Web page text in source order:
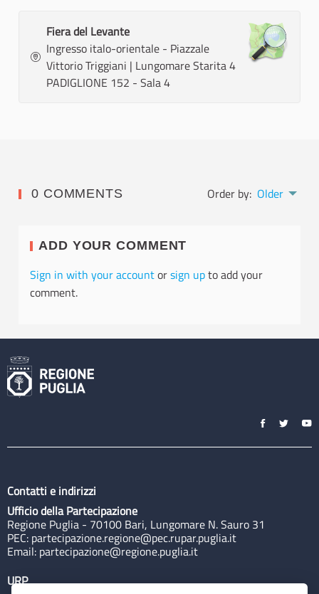
Fiera del Levante
Ingresso italo-orientale - Piazzale
Vittorio Triggiani | Lungomare Starita 4
PADIGLIONE 152 - Sala 4
0 COMMENTS Order by: Older
ADD YOUR COMMENT
Sign in with your accountorsign upto add your
comment.
Contatti e indirizzi
Ufficio della Partecipazione
Regione Puglia - 70100 Bari, Lungomare N. Sauro 31
PEC: partecipazione.regione@pec.rupar.puglia.it
Email: partecipazione@regione.puglia.it
URP